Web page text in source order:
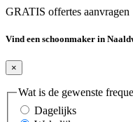
GRATIS offertes aanvragen
Vind een schoonmaker in
×
Wat is de gewenste
Dagelijks